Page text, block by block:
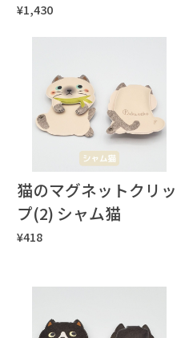
¥1,430
猫のマグネットクリッ
プ(2) シャム猫
¥418